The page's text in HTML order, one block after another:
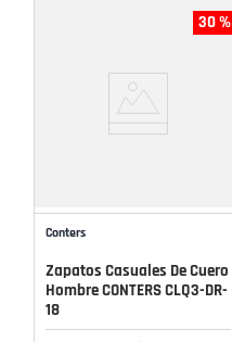
30 %
Conters
Zapatos Casuales De Cuero
Hombre CONTERS CLQ3-DR-
18